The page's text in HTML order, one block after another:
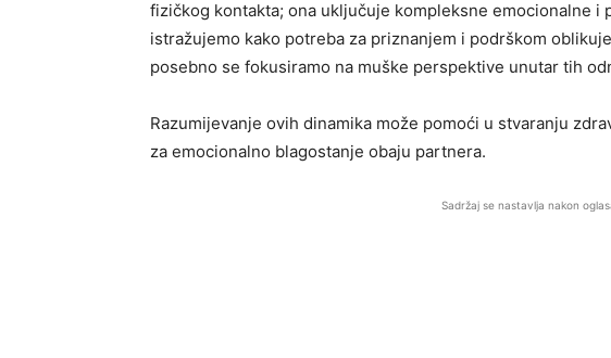
fizičkog kontakta; ona uključuje kompleksne emocionalne i
istražujemo kako potreba za priznanjem i podrškom
posebno se fokusiramo na muške perspektive unutar tih
Razumijevanje ovih dinamika može pomoći u stvaranju
za emocionalno blagostanje obaju partnera.
Sadržaj se nastavlja nakon